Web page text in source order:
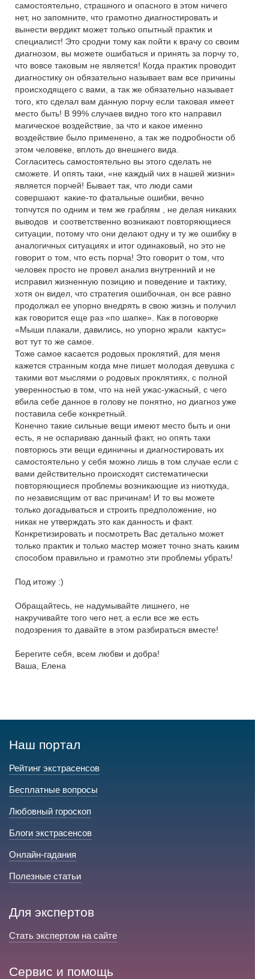
самостоятельно, страшного и опасного в этом ничего
нет, но запомните, что грамотно диагностировать и
вынести вердикт может только опытный практик и
специалист! Это сродни тому как пойти к врачу со своим
диагнозом, вы можете ошибаться и принять за порчу то,
что вовсе таковым не является! Когда практик проводит
диагностику он обязательно называет вам все причины
происходящего с вами, а так же обязательно называет
того, кто сделал вам данную порчу если таковая имеет
место быть! В 99% случаев видно того кто направил
магическое воздействие, за что и какое именно
воздействие было применено, а так же подробности об
этом человеке, вплоть до внешнего вида.
Согласитесь самостоятельно вы этого сделать не
сможете. И опять таки, «не каждый чих в нашей жизни»
является порчей! Бывает так, что люди сами
совершают какие-то фатальные ошибки, вечно
топчутся по одним и тем же граблям , не делая никаких
выводов и соответственно возникают повторяющиеся
ситуации, потому что они делают одну и ту же ошибку в
аналогичных ситуациях и итог одинаковый, но это не
говорит о том, что есть порча! Это говорит о том, что
человек просто не провел анализ внутренний и не
исправил жизненную позицию и поведение и тактику,
хотя он видел, что стратегия ошибочная, он все равно
продолжал ее упорно внедрять в свою жизнь и получил
как говорится еще раз «по шапке». Как в поговорке
«Мыши плакали, давились, но упорно жрали кактус»
вот тут то же самое.
Тоже самое касается родовых проклятий, для меня
кажется странным когда мне пишет молодая девушка с
такими вот мыслями о родовых проклятиях, с полной
уверенностью в том, что на ней ужас-ужасный, с чего
вбила себе данное в голову не понятно, но диагноз уже
поставила себе конкретный.
Конечно такие сильные вещи имеют место быть и они
есть, я не оспариваю данный факт, но опять таки
повторюсь эти вещи единичны и диагностировать их
самостоятельно у себя можно лишь в том случае если с
вами действительно происходят систематически
повторяющиеся проблемы возникающие из ниоткуда,
по независящим от вас причинам! И то вы можете
только догадываться и строить предположение, но
никак не утверждать это как данность и факт.
Конкретизировать и посмотреть Вас детально может
только практик и только мастер может точно знать каким
способом правильно и грамотно эти проблемы убрать!
Под итожу :)
Обращайтесь, не надумывайте лишнего, не
накручивайте того чего нет, а если все же есть
подозрения то давайте в этом разбираться вместе!
Берегите себя, всем любви и добра!
Ваша, Елена
Наш портал
Рейтинг экстрасенсов
Бесплатные вопросы
Любовный гороскоп
Блоги экстрасенсов
Онлайн-гадания
Полезные статьи
Для экспертов
Стать экспертом на сайте
Сервис и помощь